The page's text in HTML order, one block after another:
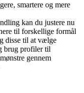
smartere og mere
kan du justere nu
til forskellige formål
disse til at vælge
brug profiler til
gennem